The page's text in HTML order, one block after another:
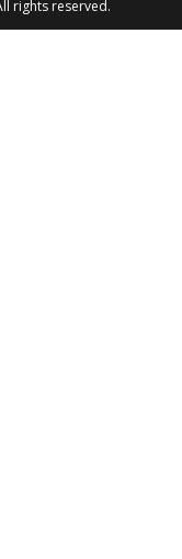
rights reserved.